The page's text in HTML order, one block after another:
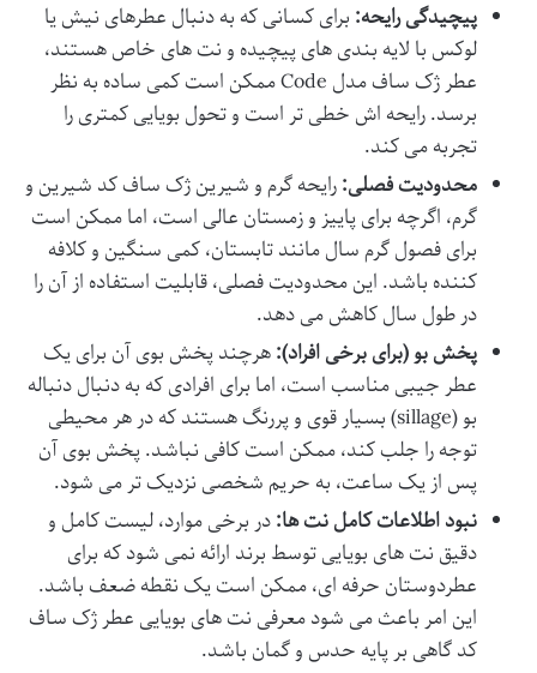
پیچیدگی رایحه: برای کسانی که به دنبال عطرهای نیش یا
لوکس با لایه بندی های پیچیده و نت های خاص هستند،
عطر ژک ساف مدل Code ممکن است کمی ساده به نظر
برسد. رایحه اش خطی تر است و تحول بویایی کمتری را
تجربه می کند.
محدودیت فصلی:رایحه گرم و شیرین ژک ساف کد شیرین و
گرم، اگرچه برای پاییز و زمستان عالی است، اما ممکن است
برای فصول گرم سال مانند تابستان، کمی سنگین و کلافه
کننده باشد. این محدودیت فصلی، قابلیت استفاده از آن را
در طول سال کاهش می دهد.
پخش بو (برای برخی افراد):هرچند پخش بوی آن برای یک
عطر جیبی مناسب است، اما برای افرادی که به دنبال دنباله
بو (sillage) بسیار قوی و پررنگ هستند که در هر محیطی
توجه را جلب کند، ممکن است کافی نباشد. پخش بوی آن
پس از یک ساعت، به حریم شخصی نزدیک تر می شود.
نبود اطلاعات کامل نت ها:در برخی موارد، لیست کامل و
دقیق نت های بویایی توسط برند ارائه نمی شود که برای
عطردوستان حرفه ای، ممکن است یک نقطه ضعف باشد.
این امر باعث می شود معرفی نت های بویایی عطر ژک ساف
کد گاهی بر پایه حدس و گمان باشد.